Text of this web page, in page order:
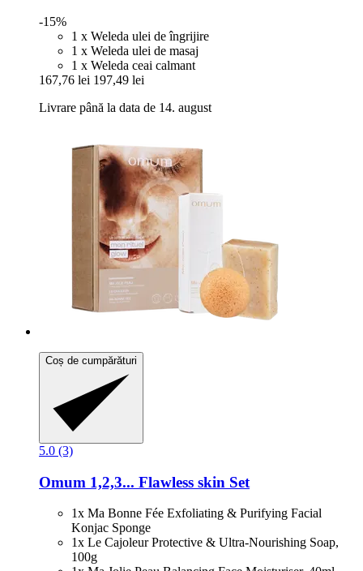
-15%
1 x Weleda ulei de îngrijire
1 x Weleda ulei de masaj
1 x Weleda ceai calmant
167,76 lei 197,49 lei
Livrare până la data de 14. august
Coș de cumpărături
5.0 (3)
Omum 1,2,3... Flawless skin Set
1x Ma Bonne Fée Exfoliating & Purifying Facial
Konjac Sponge
1x Le Cajoleur Protective & Ultra-Nourishing Soap,
100g